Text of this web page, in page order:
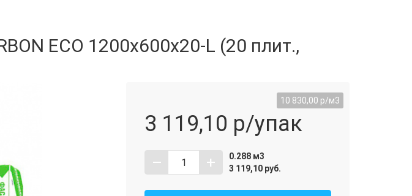
ECO 1200x600x20-L (20 плит.,
10 830,00 р/м3
3 119,10 р/упак
– + 0.288 м3
3 119,10 руб.